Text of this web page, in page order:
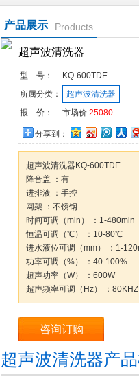
产品展示 Products
超声波清洗器
型 号：
KQ-600TDE
所属分类：
超声波清洗器
报 价：
市场价:25080
分享到：
超声波清洗器KQ-600TDE
降音盖 ：有
进排液 ：手控
网架 ：不锈钢
时间可调（min） ：1-480min
恒温可调（℃） ：10-80℃
进水液位可调（mm） ：1-
功率可调（%） ：40-100%
超声功率（W） ：600W
超声频率可调（Hz） ：80KHZ
咨询订购
超声波清洗器产